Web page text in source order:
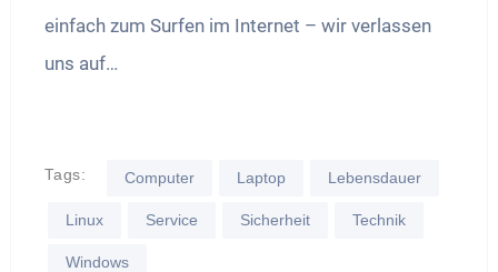
einfach zum Surfen im Internet – wir verlassen
uns auf…
Tags: Computer Laptop Lebensdauer
Linux Service Sicherheit Technik
Windows